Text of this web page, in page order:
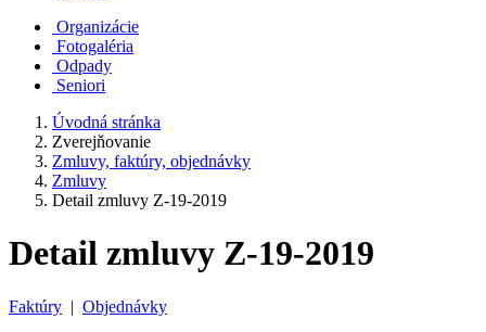
Organizácie
Fotogaléria
Odpady
Seniori
Úvodná stránka
Zverejňovanie
Zmluvy, faktúry, objednávky
Zmluvy
Detail zmluvy Z-19-2019
Detail zmluvy Z-19-2019
Faktúry | Objednávky